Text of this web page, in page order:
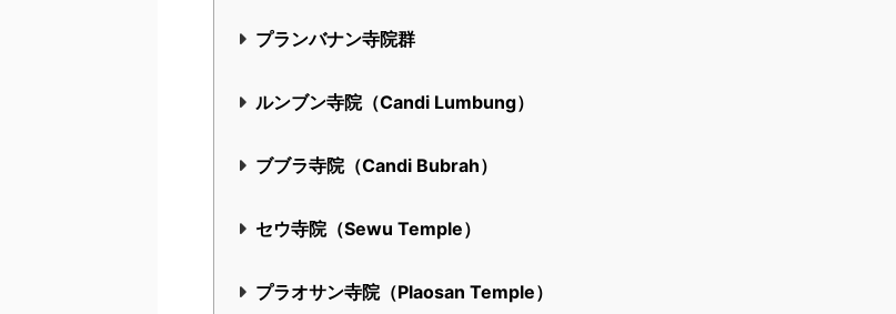
プランバナン寺院群
ルンブン寺院（Candi Lumbung）
ブブラ寺院（Candi Bubrah）
セウ寺院（Sewu Temple）
プラオサン寺院（Plaosan Temple）